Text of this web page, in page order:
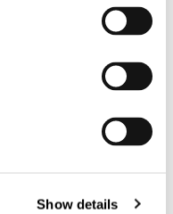
Show details